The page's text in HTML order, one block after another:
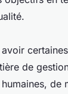
de
de